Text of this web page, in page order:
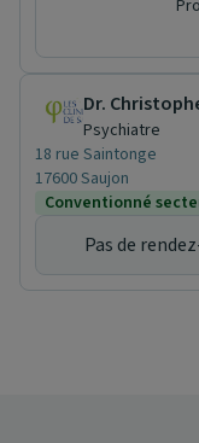
Dr.
Psychiatre
18 rue Saintonge
17600 Saujon
Conventionné
Pas de